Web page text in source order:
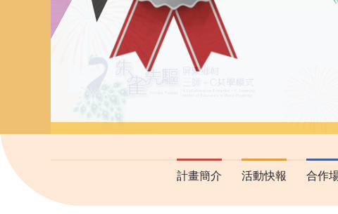
計畫簡介 活動快報 合作